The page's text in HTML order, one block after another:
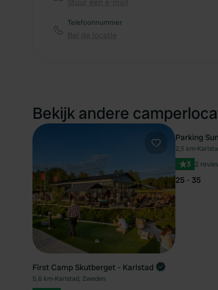
Telefoonnummer
Bekijk andere
Favoriet
First Camp Skutberget - Karlstad
5,6 km•Karlstad, Zweden
Parking
2,5 km•
3 2
25 - 35